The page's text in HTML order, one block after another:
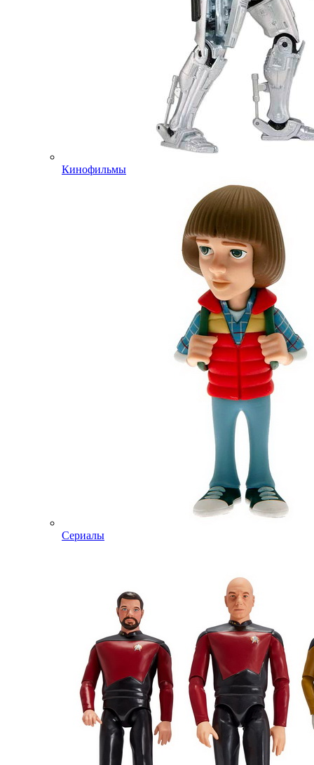
Кинофильмы
Сериалы